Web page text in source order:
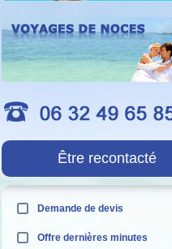
Être recontacté
Demande de devis
Offre dernières minutes